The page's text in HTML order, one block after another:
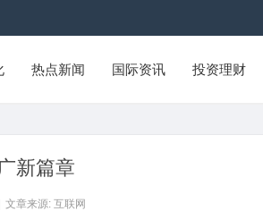
热点新闻 国际资讯 投资理财
新篇章
文章来源: 互联网